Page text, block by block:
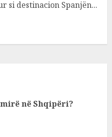
si destinacion Spanjën...
në Shqipëri?